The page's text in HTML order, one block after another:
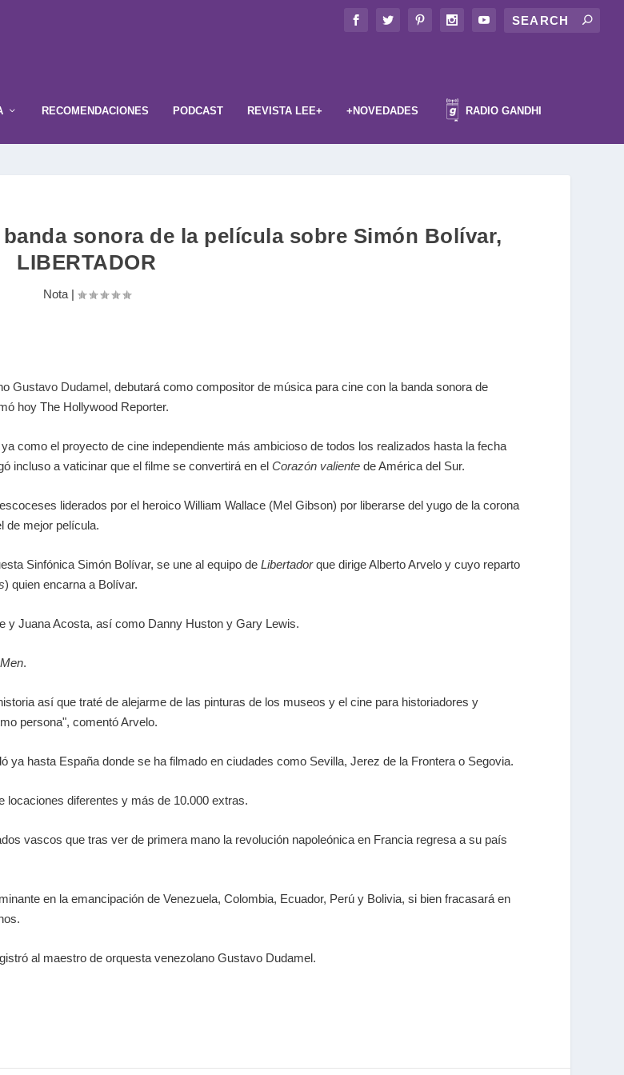
RECOMENDACIONES PODCAST REVISTA LEE+ +NOVEDADES RADIO GANDHI
sonora de la película sobre Simón Bolívar,
LIBERTADOR
Nota|
Gustavo Dudamel, debutará como compositor de música para cine con la banda sonora de
hoy The Hollywood Reporter.
como el proyecto de cine independiente más ambicioso de todos los realizados hasta la fecha
incluso a vaticinar que el filme se convertirá en elCorazón valiente de América del Sur.
liderados por el heroico William Wallace (Mel Gibson) por liberarse del yugo de la corona
de mejor película.
Sinfónica Simón Bolívar, se une al equipo deLibertadorque dirige Alberto Arvelo y cuyo reparto
) quien encarna a Bolívar.
y Juana Acosta, así como Danny Huston y Gary Lewis.
.
así que traté de alejarme de las pinturas de los museos y el cine para historiadores y
persona", comentó Arvelo.
ya hasta España donde se ha filmado en ciudades como Sevilla, Jerez de la Frontera o Segovia.
locaciones diferentes y más de 10.000 extras.
vascos que tras ver de primera mano la revolución napoleónica en Francia regresa a su país
en la emancipación de Venezuela, Colombia, Ecuador, Perú y Bolivia, si bien fracasará en
al maestro de orquesta venezolano Gustavo Dudamel.